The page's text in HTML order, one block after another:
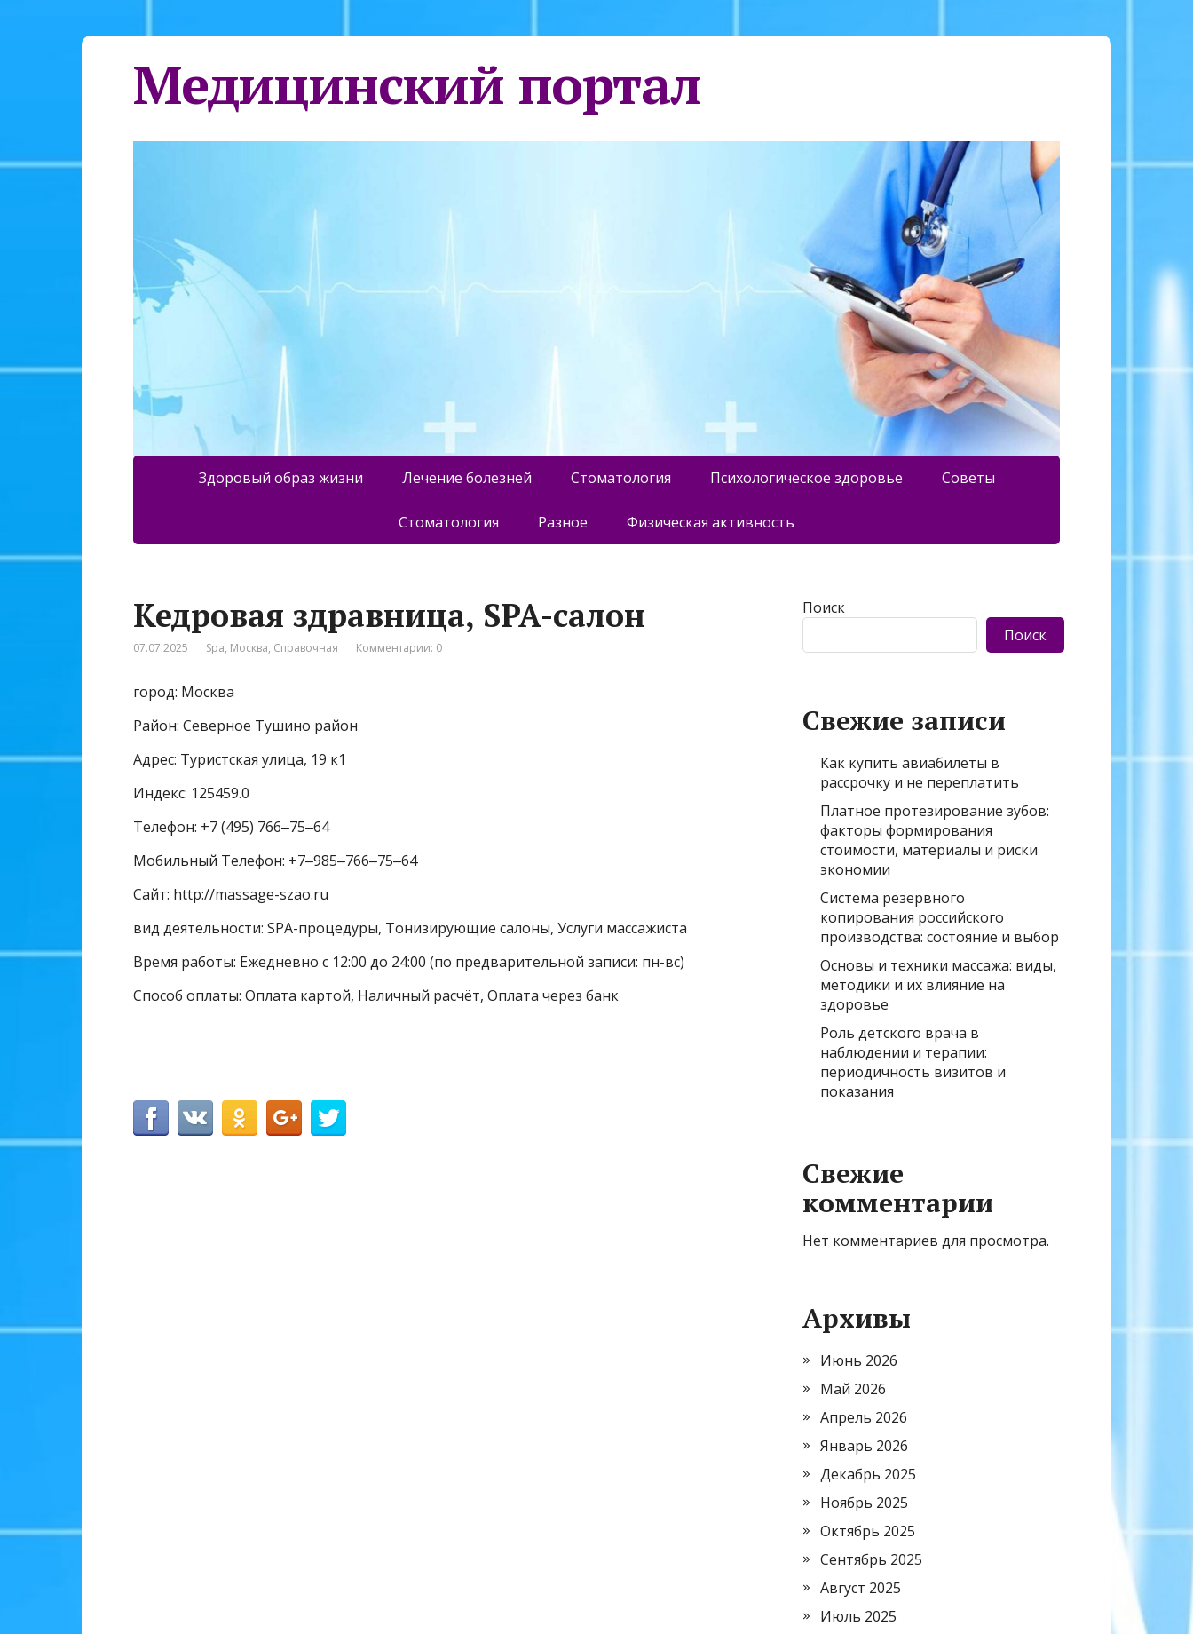
Медицинский портал
Здоровый образ жизни Лечение болезней Стоматология Психологическое здоровье Советы
Стоматология Разное Физическая активность
Кедровая здравница, SPA-салон
07.07.2025 Spa, Москва, Справочная Комментарии: 0
город: Москва
Район: Северное Тушино район
Адрес: Туристская улица, 19 к1
Индекс: 125459.0
Телефон: +7 (495) 766‒75‒64
Мобильный Телефон: +7‒985‒766‒75‒64
Сайт: http://massage-szao.ru
вид деятельности: SPA-процедуры, Тонизирующие салоны, Услуги массажиста
Время работы: Ежедневно с 12:00 до 24:00 (по предварительной записи: пн-вс)
Способ оплаты: Оплата картой, Наличный расчёт, Оплата через банк
Поиск
Поиск
Свежие записи
Как купить авиабилеты в
рассрочку и не переплатить
Платное протезирование зубов:
факторы формирования
стоимости, материалы и риски
экономии
Система резервного
копирования российского
производства: состояние и выбор
Основы и техники массажа: виды,
методики и их влияние на
здоровье
Роль детского врача в
наблюдении и терапии:
периодичность визитов и
показания
Свежие
комментарии
Нет комментариев для просмотра.
Архивы
Июнь 2026
Май 2026
Апрель 2026
Январь 2026
Декабрь 2025
Ноябрь 2025
Октябрь 2025
Сентябрь 2025
Август 2025
Июль 2025